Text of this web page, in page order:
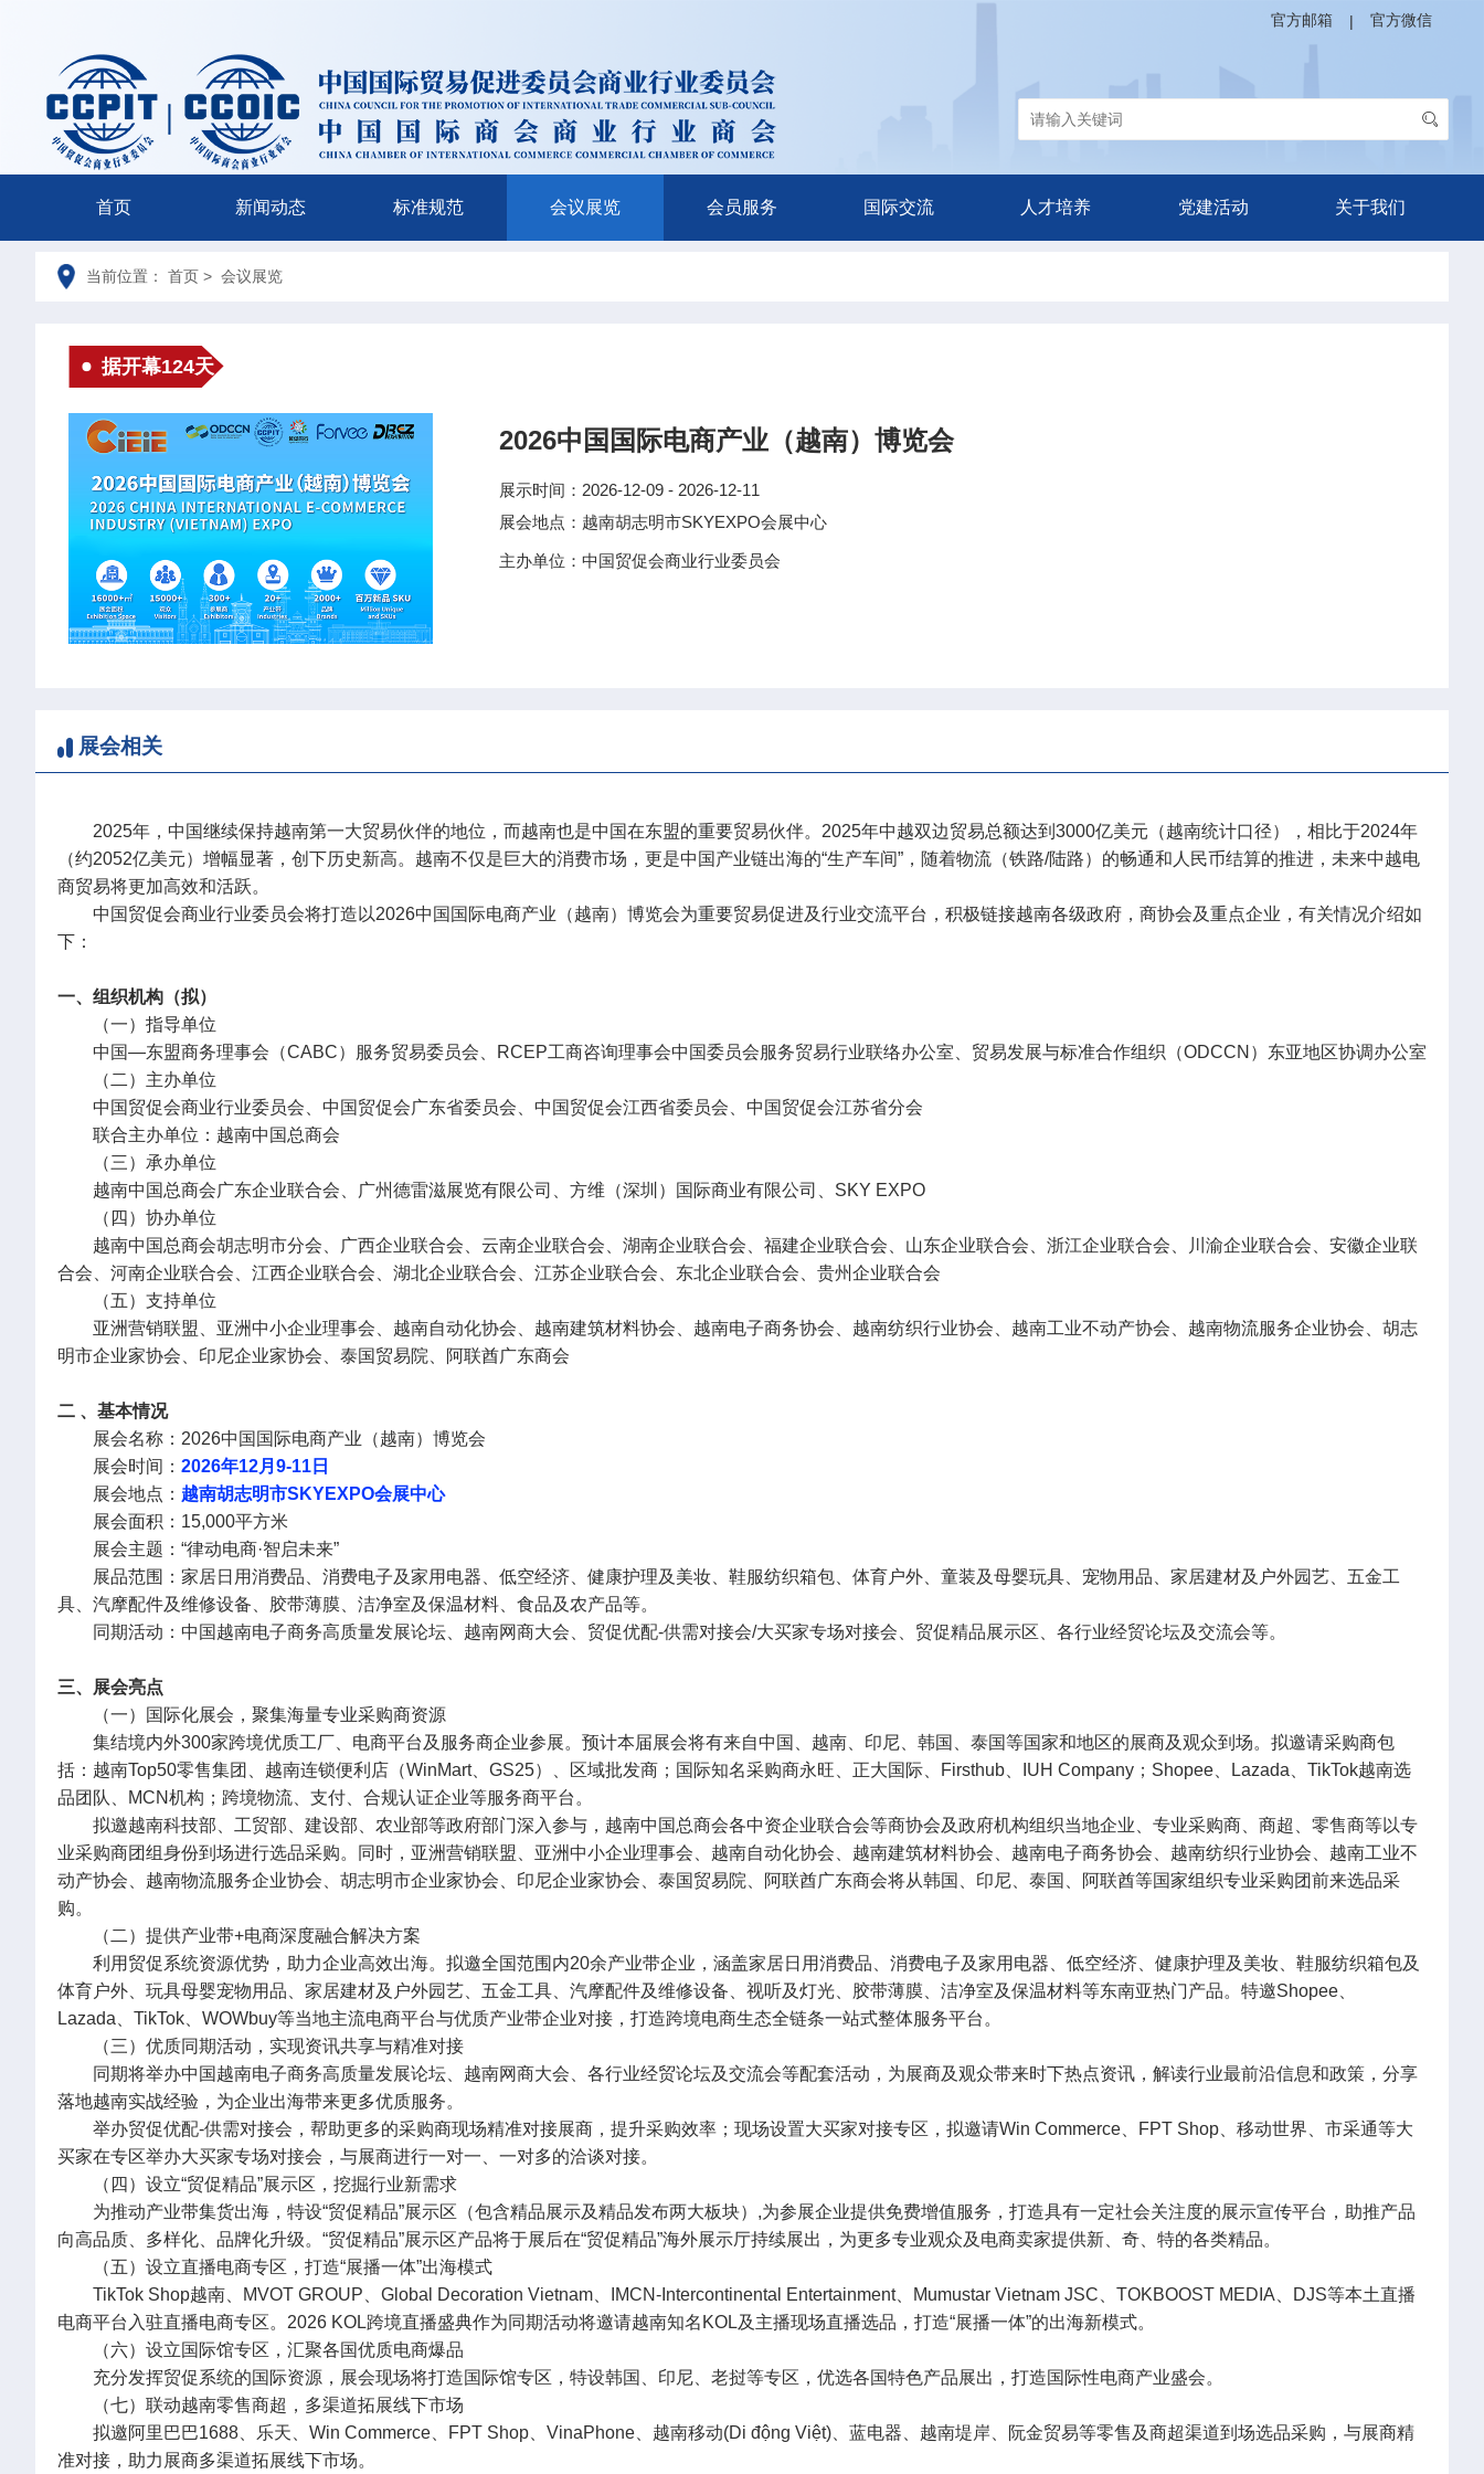
官方邮箱 | 官方微信
首页 新闻动态 标准规范 会议展览 会员服务 国际交流 人才培养 党建活动 关于我们
当前位置： 首页 > 会议展览
据开幕124天
2026中国国际电商产业（越南）博览会
展示时间：2026-12-09 - 2026-12-11
展会地点：越南胡志明市SKYEXPO会展中心
主办单位：中国贸促会商业行业委员会
展会相关
2025年，中国继续保持越南第一大贸易伙伴的地位，而越南也是中国在东盟的重要贸易伙伴。2025年中越双边贸易总额达到3000亿美元（越南统计口径），相比于2024年
（约2052亿美元）增幅显著，创下历史新高。越南不仅是巨大的消费市场，更是中国产业链出海的“生产车间”，随着物流（铁路/陆路）的畅通和人民币结算的推进，未来中越电
商贸易将更加高效和活跃。
中国贸促会商业行业委员会将打造以2026中国国际电商产业（越南）博览会为重要贸易促进及行业交流平台，积极链接越南各级政府，商协会及重点企业，有关情况介绍如
下：
一、组织机构（拟）
（一）指导单位
中国—东盟商务理事会（CABC）服务贸易委员会、RCEP工商咨询理事会中国委员会服务贸易行业联络办公室、贸易发展与标准合作组织（ODCCN）东亚地区协调办公室
（二）主办单位
中国贸促会商业行业委员会、中国贸促会广东省委员会、中国贸促会江西省委员会、中国贸促会江苏省分会
联合主办单位：越南中国总商会
（三）承办单位
越南中国总商会广东企业联合会、广州德雷滋展览有限公司、方维（深圳）国际商业有限公司、SKY EXPO
（四）协办单位
越南中国总商会胡志明市分会、广西企业联合会、云南企业联合会、湖南企业联合会、福建企业联合会、山东企业联合会、浙江企业联合会、川渝企业联合会、安徽企业联
合会、河南企业联合会、江西企业联合会、湖北企业联合会、江苏企业联合会、东北企业联合会、贵州企业联合会
（五）支持单位
亚洲营销联盟、亚洲中小企业理事会、越南自动化协会、越南建筑材料协会、越南电子商务协会、越南纺织行业协会、越南工业不动产协会、越南物流服务企业协会、胡志
明市企业家协会、印尼企业家协会、泰国贸易院、阿联酋广东商会
二 、基本情况
展会名称：2026中国国际电商产业（越南）博览会
展会时间： 2026年12月9-11日
展会地点： 越南胡志明市SKYEXPO会展中心
展会面积：15,000平方米
展会主题：“律动电商·智启未来”
展品范围：家居日用消费品、消费电子及家用电器、低空经济、健康护理及美妆、鞋服纺织箱包、体育户外、童装及母婴玩具、宠物用品、家居建材及户外园艺、五金工
具、汽摩配件及维修设备、胶带薄膜、洁净室及保温材料、食品及农产品等。
同期活动：中国越南电子商务高质量发展论坛、越南网商大会、贸促优配-供需对接会/大买家专场对接会、贸促精品展示区、各行业经贸论坛及交流会等。
三、展会亮点
（一）国际化展会，聚集海量专业采购商资源
集结境内外300家跨境优质工厂、电商平台及服务商企业参展。预计本届展会将有来自中国、越南、印尼、韩国、泰国等国家和地区的展商及观众到场。拟邀请采购商包
括：越南Top50零售集团、越南连锁便利店（WinMart、GS25）、区域批发商；国际知名采购商永旺、正大国际、Firsthub、IUH Company；Shopee、Lazada、TikTok越南选
品团队、MCN机构；跨境物流、支付、合规认证企业等服务商平台。
拟邀越南科技部、工贸部、建设部、农业部等政府部门深入参与，越南中国总商会各中资企业联合会等商协会及政府机构组织当地企业、专业采购商、商超、零售商等以专
业采购商团组身份到场进行选品采购。同时，亚洲营销联盟、亚洲中小企业理事会、越南自动化协会、越南建筑材料协会、越南电子商务协会、越南纺织行业协会、越南工业不
动产协会、越南物流服务企业协会、胡志明市企业家协会、印尼企业家协会、泰国贸易院、阿联酋广东商会将从韩国、印尼、泰国、阿联酋等国家组织专业采购团前来选品采
购。
（二）提供产业带+电商深度融合解决方案
利用贸促系统资源优势，助力企业高效出海。拟邀全国范围内20余产业带企业，涵盖家居日用消费品、消费电子及家用电器、低空经济、健康护理及美妆、鞋服纺织箱包及
体育户外、玩具母婴宠物用品、家居建材及户外园艺、五金工具、汽摩配件及维修设备、视听及灯光、胶带薄膜、洁净室及保温材料等东南亚热门产品。特邀Shopee、
Lazada、TikTok、WOWbuy等当地主流电商平台与优质产业带企业对接，打造跨境电商生态全链条一站式整体服务平台。
（三）优质同期活动，实现资讯共享与精准对接
同期将举办中国越南电子商务高质量发展论坛、越南网商大会、各行业经贸论坛及交流会等配套活动，为展商及观众带来时下热点资讯，解读行业最前沿信息和政策，分享
落地越南实战经验，为企业出海带来更多优质服务。
举办贸促优配-供需对接会，帮助更多的采购商现场精准对接展商，提升采购效率；现场设置大买家对接专区，拟邀请Win Commerce、FPT Shop、移动世界、市采通等大
买家在专区举办大买家专场对接会，与展商进行一对一、一对多的洽谈对接。
（四）设立“贸促精品”展示区，挖掘行业新需求
为推动产业带集货出海，特设“贸促精品”展示区（包含精品展示及精品发布两大板块）,为参展企业提供免费增值服务，打造具有一定社会关注度的展示宣传平台，助推产品
向高品质、多样化、品牌化升级。“贸促精品”展示区产品将于展后在“贸促精品”海外展示厅持续展出，为更多专业观众及电商卖家提供新、奇、特的各类精品。
（五）设立直播电商专区，打造“展播一体”出海模式
TikTok Shop越南、MVOT GROUP、Global Decoration Vietnam、IMCN-Intercontinental Entertainment、Mumustar Vietnam JSC、TOKBOOST MEDIA、DJS等本土直播
电商平台入驻直播电商专区。2026 KOL跨境直播盛典作为同期活动将邀请越南知名KOL及主播现场直播选品，打造“展播一体”的出海新模式。
（六）设立国际馆专区，汇聚各国优质电商爆品
充分发挥贸促系统的国际资源，展会现场将打造国际馆专区，特设韩国、印尼、老挝等专区，优选各国特色产品展出，打造国际性电商产业盛会。
（七）联动越南零售商超，多渠道拓展线下市场
拟邀阿里巴巴1688、乐天、Win Commerce、FPT Shop、VinaPhone、越南移动(Di động Việt)、蓝电器、越南堤岸、阮金贸易等零售及商超渠道到场选品采购，与展商精
准对接，助力展商多渠道拓展线下市场。